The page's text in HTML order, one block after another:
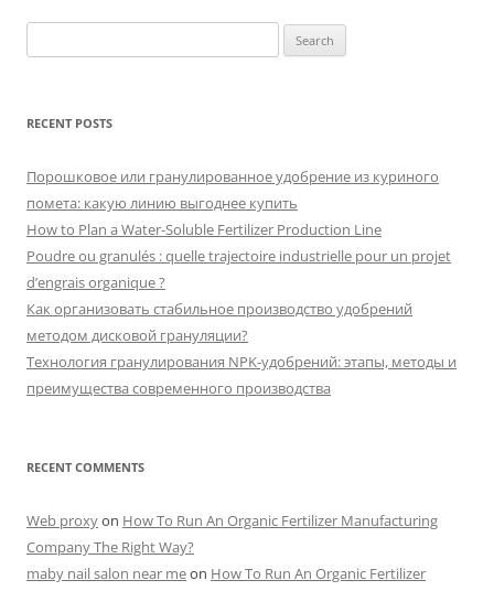
for:
RECENT POSTS
Порошковое или гранулированное удобрение из куриного
помета: какую линию выгоднее купить
How to Plan a Water-Soluble Fertilizer Production Line
Poudre ou granulés : quelle trajectoire industrielle pour un projet
d’engrais organique ?
Как организовать стабильное производство удобрений
методом дисковой грануляции?
Технология гранулирования NPK-удобрений: этапы, методы и
преимущества современного производства
RECENT COMMENTS
Web proxyon How To Run An Organic Fertilizer Manufacturing
Company The Right Way?
maby nail salon near meon How To Run An Organic Fertilizer